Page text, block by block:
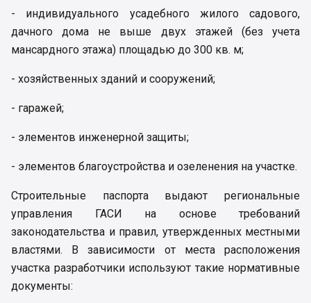
- индивидуального усадебного жилого садового,
дачного дома не выше двух этажей (без учета
мансардного этажа) площадью до 300 кв. м;
- хозяйственных зданий и сооружений;
- гаражей;
- элементов инженерной защиты;
- элементов благоустройства и озеленения на участке.
Строительные паспорта выдают региональные
управления ГАСИ на основе требований
законодательства и правил, утвержденных местными
властями. В зависимости от места расположения
участка разработчики используют такие нормативные
документы: